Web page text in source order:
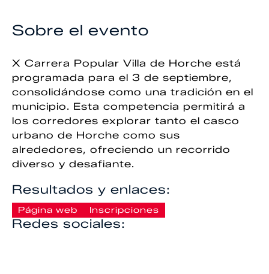
Sobre el evento
X Carrera Popular Villa de Horche está
programada para el 3 de septiembre,
consolidándose como una tradición en el
municipio. Esta competencia permitirá a
los corredores explorar tanto el casco
urbano de Horche como sus
alrededores, ofreciendo un recorrido
diverso y desafiante.
Resultados y enlaces:
Página web Inscripciones
Redes sociales: